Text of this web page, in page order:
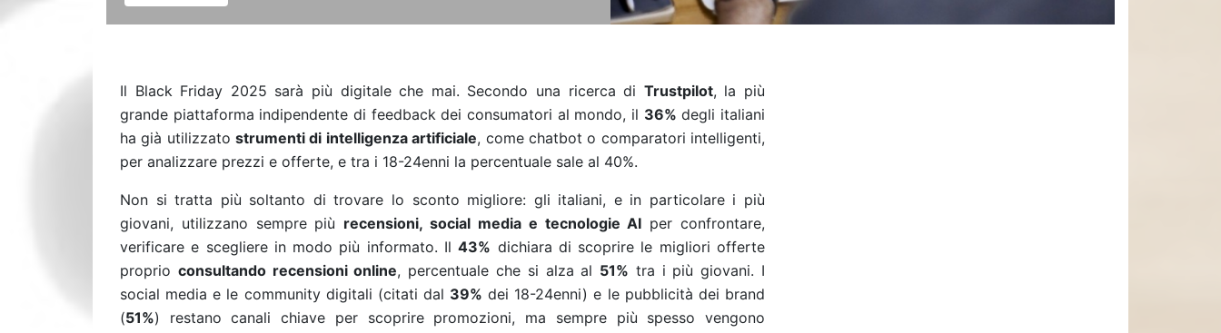
Il Black Friday 2025 sarà più digitale che mai. Secondo una ricerca di Trustpilot, la più
grande piattaforma indipendente di feedback dei consumatori al mondo, il 36% degli italiani
ha già utilizzatostrumenti di intelligenza artificiale, come chatbot o comparatori intelligenti,
per analizzare prezzi e offerte, e tra i 18-24enni la percentuale sale al 40%.
Non si tratta più soltanto di trovare lo sconto migliore: gli italiani, e in particolare i più
giovani, utilizzano sempre più recensioni, social media e tecnologie AI per confrontare,
verificare e scegliere in modo più informato. Il43% dichiara di scoprire le migliori offerte
proprio consultando recensioni online, percentuale che si alza al 51% tra i più giovani. I
social media e le community digitali (citati dal 39% dei 18-24enni) e le pubblicità dei brand
(51%) restano canali chiave per scoprire promozioni, ma sempre più spesso vengono